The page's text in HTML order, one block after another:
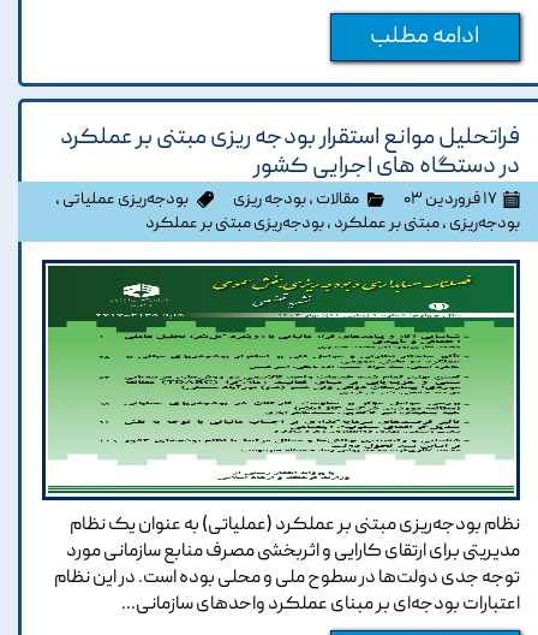
ادامه مطلب
فراتحلیل موانع استقرار بودجه ریزی مبتنی بر عملکرد
در دستگاه های اجرایی کشور
۱۷ فروردین ۰۳ مقالات ،بودجه ریزی بودجه‌ریزی عملیاتی ،
بودجه‌ریزی ،مبتنی بر عملکرد ،بودجه‌ریزی مبتنی بر عملکرد
نظام بودجه‌ریزی مبتنی بر عملکرد (عملیاتی) به عنوان یک نظام
مدیریتی برای ارتقای کارایی و اثربخشی مصرف منابع سازمانی مورد
توجه جدی دولت‌ها در سطوح ملی و محلی بوده است. در این نظام
اعتبارات بودجه‌ای بر مبنای عملکرد واحدهای سازمانی...